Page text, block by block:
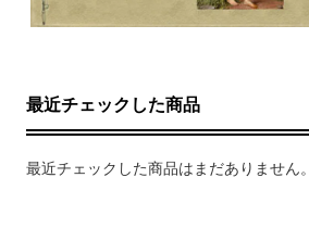
最近チェックした商品
最近チェックした商品はまだありません。